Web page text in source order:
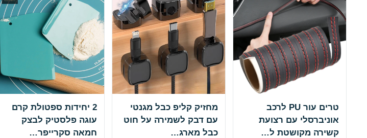
טרים עור PU לרכב
אוניברסלי עם רצועת
קשירה מקושטת ל…
מחזיק קליפ כבל מגנטי
עם דבק לשמירה על חוט
כבל מארג…
2 יחידות ספטולת קרם
עוגה פלסטיק לבצק
חמאה סקרייפר…